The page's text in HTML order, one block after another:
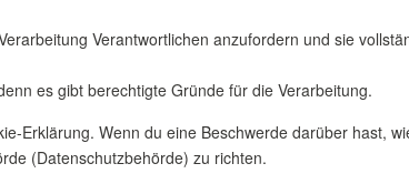
Verantwortlichen anzufordern und sie
es gibt berechtigte Gründe für die Verarbeitung.
Erklärung. Wenn du eine Beschwerde darüber hast,
(Datenschutzbehörde) zu richten.